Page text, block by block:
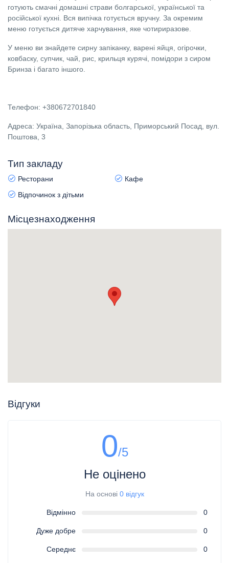
готують смачні домашні страви болгарської, української та
російської кухні. Вся випічка готується вручну. За окремим
меню готується дитяче харчування, яке чотириразове.
У меню ви знайдете сирну запіканку, варені яйця, огірочки,
ковбаску, супчик, чай, рис, крильця курячі, помідори з сиром
Бринза і багато іншого.
Телефон: +380672701840
Адреса: Україна, Запорізька область, Приморський Посад, вул.
Поштова, 3
Тип закладу
Ресторани
Кафе
Відпочинок з дітьми
Місцезнаходження
Відгуки
0/5
Не оцінено
На основі 0 відгук
Відмінно 0
Дуже добре 0
Середнє 0